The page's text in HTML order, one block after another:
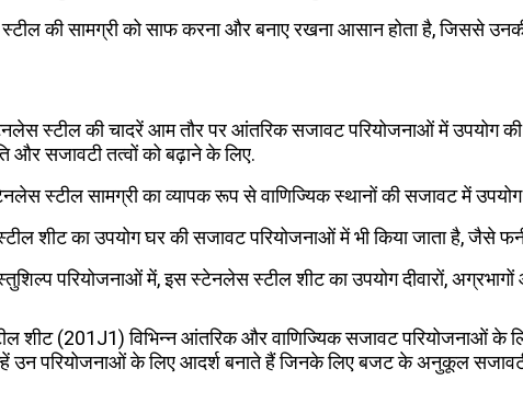
की सामग्री को साफ करना और बनाए रखना आसान होता है, जिससे
स्टील की चादरें आम तौर पर आंतरिक सजावट परियोजनाओं में उपयोग
और सजावटी तत्वों को बढ़ाने के लिए.
स्टील सामग्री का व्यापक रूप से वाणिज्यिक स्थानों की सजावट में
शीट का उपयोग घर की सजावट परियोजनाओं में भी किया जाता है, जैसे
परियोजनाओं में, इस स्टेनलेस स्टील शीट का उपयोग दीवारों,
शीट (201J1) विभिन्न आंतरिक और वाणिज्यिक सजावट परियोजनाओं
परियोजनाओं के लिए आदर्श बनाते हैं जिनके लिए बजट के अनुकूल सजावटी